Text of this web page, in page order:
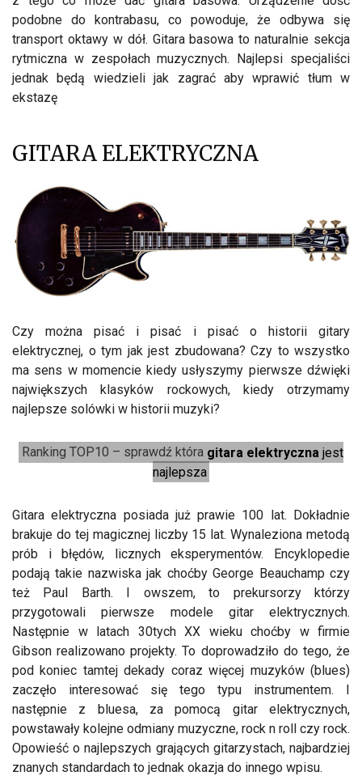
podobne do kontrabasu, co powoduje, że odbywa się
transport oktawy w dół. Gitara basowa to naturalnie sekcja
rytmiczna w zespołach muzycznych. Najlepsi specjaliści
jednak będą wiedzieli jak zagrać aby wprawić tłum w
ekstazę
GITARA ELEKTRYCZNA
Czy można pisać i pisać i pisać o historii gitary
elektrycznej, o tym jak jest zbudowana? Czy to wszystko
ma sens w momencie kiedy usłyszymy pierwsze dźwięki
największych klasyków rockowych, kiedy otrzymamy
najlepsze solówki w historii muzyki?
Ranking TOP10 – sprawdź która gitara elektryczna jest
najlepsza
Gitara elektryczna posiada już prawie 100 lat. Dokładnie
brakuje do tej magicznej liczby 15 lat. Wynaleziona metodą
prób i błędów, licznych eksperymentów. Encyklopedie
podają takie nazwiska jak choćby George Beauchamp czy
też Paul Barth. I owszem, to prekursorzy którzy
przygotowali pierwsze modele gitar elektrycznych.
Następnie w latach 30tych XX wieku choćby w firmie
Gibson realizowano projekty. To doprowadziło do tego, że
pod koniec tamtej dekady coraz więcej muzyków (blues)
zaczęło interesować się tego typu instrumentem. I
następnie z bluesa, za pomocą gitar elektrycznych,
powstawały kolejne odmiany muzyczne, rock n roll czy rock.
Opowieść o najlepszych grających gitarzystach, najbardziej
znanych standardach to jednak okazja do innego wpisu.